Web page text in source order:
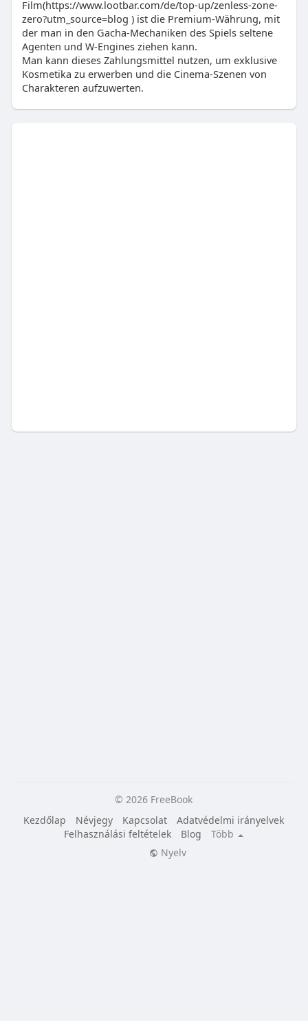
Film(https://www.lootbar.com/de/top-up/zenless-zone-
zero?utm_source=blog ) ist die Premium-Währung, mit
der man in den Gacha-Mechaniken des Spiels seltene
Agenten und W-Engines ziehen kann.
Man kann dieses Zahlungsmittel nutzen, um exklusive
Kosmetika zu erwerben und die Cinema-Szenen von
Charakteren aufzuwerten.
© 2026 FreeBook
Kezdőlap
Névjegy Kapcsolat
Adatvédelmi irányelvek
Felhasználási feltételek
Blog
Több
Nyelv